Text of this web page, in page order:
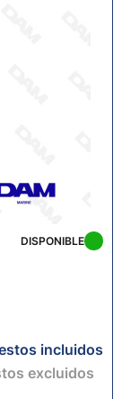
DISPONIBLE
incluidos
excluidos